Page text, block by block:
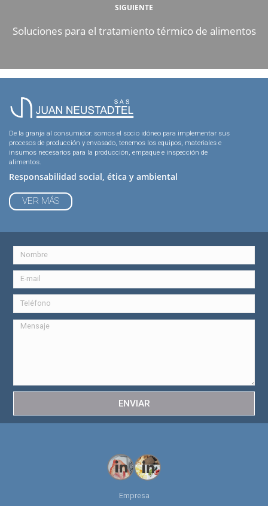
SIGUIENTE
Soluciones para el tratamiento térmico de alimentos
De la granja al consumidor: somos el socio idóneo para implementar sus
procesos de producción y envasado, tenemos los equipos, materiales e
insumos necesarios para la producción, empaque e inspección de
alimentos.
Responsabilidad social, ética y ambiental
VER MÁS
ENVIAR
Empresa